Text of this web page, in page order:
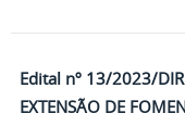
Edital nº 13/2023/
EXTENSÃO DE